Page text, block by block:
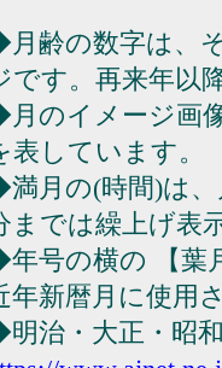
齢の数字は、
です。再来年以
のイメージ画
表しています。
月の(時間)は、
までは繰上げ表
号の横の 【葉
年新暦月に使用
治・大正・昭